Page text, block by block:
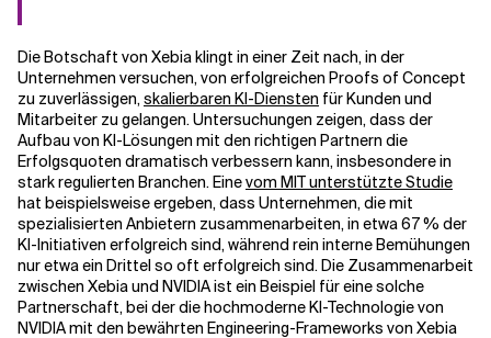
Die Botschaft von Xebia klingt in einer Zeit nach, in der
Unternehmen versuchen, von erfolgreichen Proofs of Concept
zu zuverlässigen,skalierbaren KI-Diensten für Kunden und
Mitarbeiter zu gelangen. Untersuchungen zeigen, dass der
Aufbau von KI-Lösungen mit den richtigen Partnern die
Erfolgsquoten dramatisch verbessern kann, insbesondere in
stark regulierten Branchen. Einevom MIT unterstützte Studie
hat beispielsweise ergeben, dass Unternehmen, die mit
spezialisierten Anbietern zusammenarbeiten, in etwa 67 % der
KI-Initiativen erfolgreich sind, während rein interne Bemühungen
nur etwa ein Drittel so oft erfolgreich sind. Die Zusammenarbeit
zwischen Xebia und NVIDIA ist ein Beispiel für eine solche
Partnerschaft, bei der die hochmoderne KI-Technologie von
NVIDIA mit den bewährten Engineering-Frameworks von Xebia